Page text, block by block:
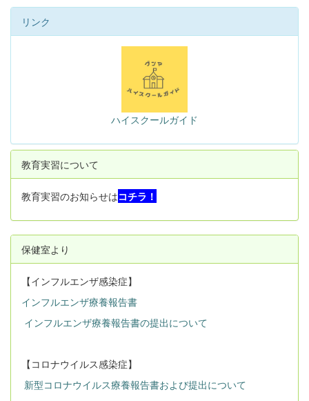
リンク
ハイスクールガイド
教育実習について
教育実習のお知らせはコチラ！
保健室より
【インフルエンザ感染症】
インフルエンザ療養報告書
インフルエンザ療養報告書の提出について
【コロナウイルス感染症】
新型コロナウイルス療養報告書および提出について